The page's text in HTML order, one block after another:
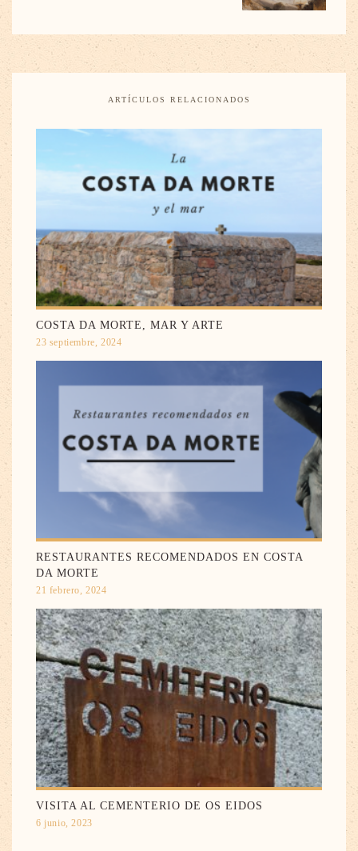
ARTÍCULOS RELACIONADOS
COSTA DA MORTE, MAR Y ARTE
23 septiembre, 2024
RESTAURANTES RECOMENDADOS EN COSTA
DA MORTE
21 febrero, 2024
VISITA AL CEMENTERIO DE OS EIDOS
6 junio, 2023